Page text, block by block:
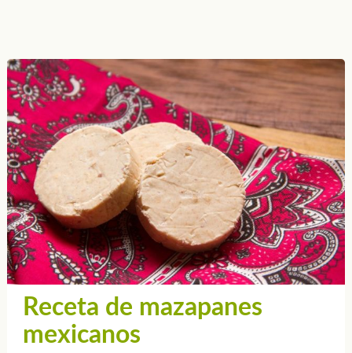
Receta de mazapanes
mexicanos